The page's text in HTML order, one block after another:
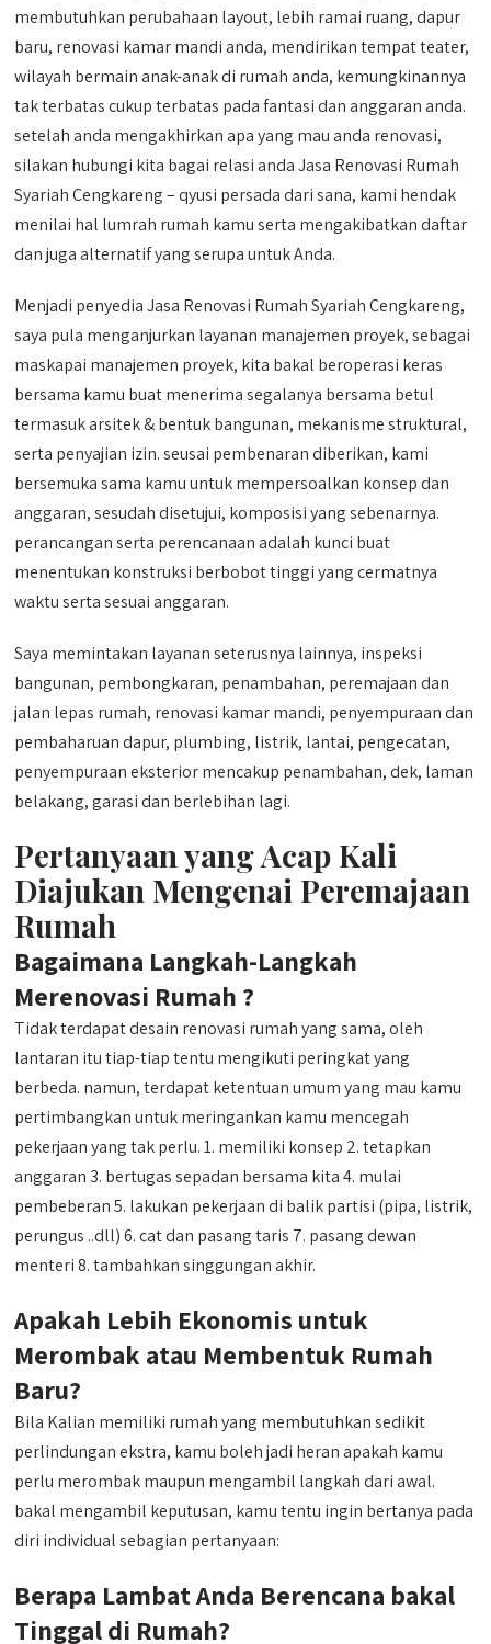
membutuhkan perubahaan layout, lebih ramai ruang, dapur
baru, renovasi kamar mandi anda, mendirikan tempat teater,
wilayah bermain anak-anak di rumah anda, kemungkinannya
tak terbatas cukup terbatas pada fantasi dan anggaran anda.
setelah anda mengakhirkan apa yang mau anda renovasi,
silakan hubungi kita bagai relasi anda Jasa Renovasi Rumah
Syariah Cengkareng – qyusi persada dari sana, kami hendak
menilai hal lumrah rumah kamu serta mengakibatkan daftar
dan juga alternatif yang serupa untuk Anda.
Menjadi penyedia Jasa Renovasi Rumah Syariah Cengkareng,
saya pula menganjurkan layanan manajemen proyek, sebagai
maskapai manajemen proyek, kita bakal beroperasi keras
bersama kamu buat menerima segalanya bersama betul
termasuk arsitek & bentuk bangunan, mekanisme struktural,
serta penyajian izin. seusai pembenaran diberikan, kami
bersemuka sama kamu untuk mempersoalkan konsep dan
anggaran, sesudah disetujui, komposisi yang sebenarnya.
perancangan serta perencanaan adalah kunci buat
menentukan konstruksi berbobot tinggi yang cermatnya
waktu serta sesuai anggaran.
Saya memintakan layanan seterusnya lainnya, inspeksi
bangunan, pembongkaran, penambahan, peremajaan dan
jalan lepas rumah, renovasi kamar mandi, penyempuraan dan
pembaharuan dapur, plumbing, listrik, lantai, pengecatan,
penyempuraan eksterior mencakup penambahan, dek, laman
belakang, garasi dan berlebihan lagi.
Pertanyaan yang Acap Kali
Diajukan Mengenai Peremajaan
Rumah
Bagaimana Langkah-Langkah
Merenovasi Rumah ?
Tidak terdapat desain renovasi rumah yang sama, oleh
lantaran itu tiap-tiap tentu mengikuti peringkat yang
berbeda. namun, terdapat ketentuan umum yang mau kamu
pertimbangkan untuk meringankan kamu mencegah
pekerjaan yang tak perlu. 1. memiliki konsep 2. tetapkan
anggaran 3. bertugas sepadan bersama kita 4. mulai
pembeberan 5. lakukan pekerjaan di balik partisi (pipa, listrik,
perungus ..dll) 6. cat dan pasang taris 7. pasang dewan
menteri 8. tambahkan singgungan akhir.
Apakah Lebih Ekonomis untuk
Merombak atau Membentuk Rumah
Baru?
Bila Kalian memiliki rumah yang membutuhkan sedikit
perlindungan ekstra, kamu boleh jadi heran apakah kamu
perlu merombak maupun mengambil langkah dari awal.
bakal mengambil keputusan, kamu tentu ingin bertanya pada
diri individual sebagian pertanyaan:
Berapa Lambat Anda Berencana bakal
Tinggal di Rumah?